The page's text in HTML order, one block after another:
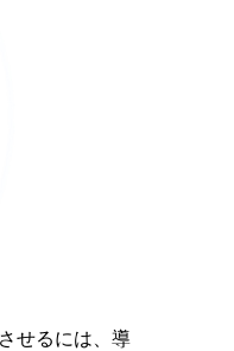
せるには、導